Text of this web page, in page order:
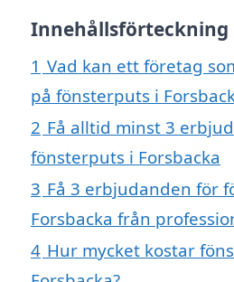
Innehållsförteckning
1 Vad kan ett företag
på fönsterputs i
2 Få alltid minst 3
fönsterputs i Forsbacka
3 Få 3 erbjudanden för
Forsbacka från
4 Hur mycket kostar